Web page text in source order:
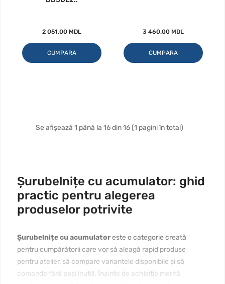
2 051.00 MDL
CUMPARA
3 460.00 MDL
CUMPARA
Se afișează 1 până la 16 din 16 (1 pagini în total)
Șurubelnițe cu acumulator: ghid
practic pentru alegerea
produselor potrivite
Șurubelnițe cu acumulatoreste o categorie creată
pentru cumpărătorii care vor să aleagă rapid produse
pentru atelier, să compare variantele disponibile și să
comande fără pași inutili. Înainte de achiziție merită